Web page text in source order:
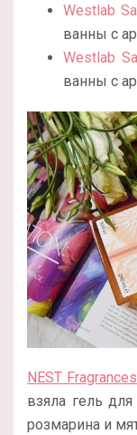
Westlab
ванны с
Westlab
ванны с
NEST
взяла гель
розмарина и